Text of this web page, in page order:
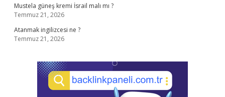
Mustela güneş kremi İsrail malı mı ?
Temmuz 21, 2026
Atanmak ingilizcesi ne ?
Temmuz 21, 2026